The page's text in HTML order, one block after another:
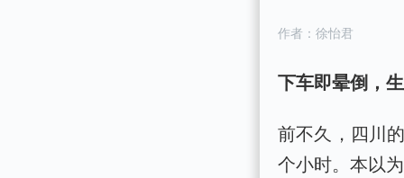
作者：徐怡君
下车即晕倒，
前不久，四川
个小时。本以